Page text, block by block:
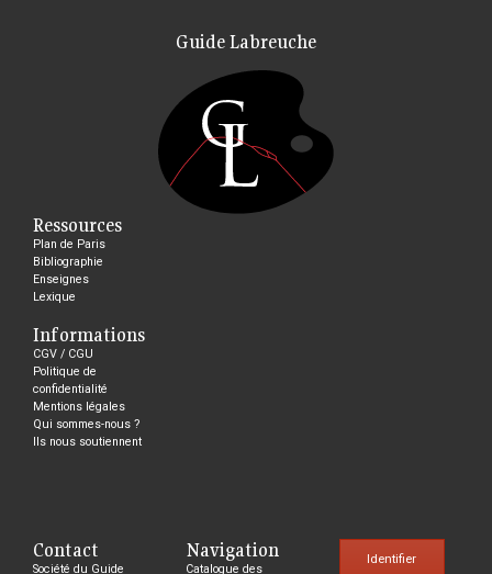
Guide Labreuche
Ressources
Plan de Paris
Bibliographie
Enseignes
Lexique
Informations
CGV / CGU
Politique de
confidentialité
Mentions légales
Qui sommes-nous ?
Ils nous soutiennent
Contact
Société du Guide
Navigation
Catalogue des
Identifier